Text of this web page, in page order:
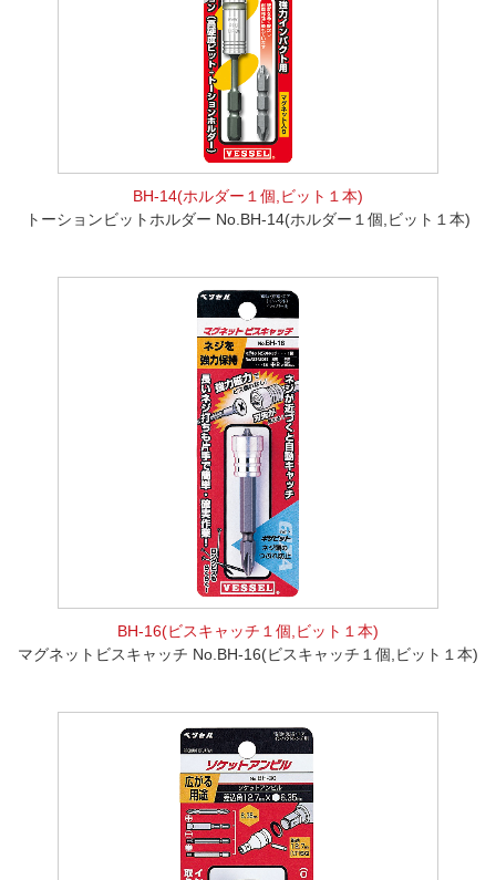
BH-14(ホルダー１個,ビット１本)
トーションビットホルダー No.BH-14(ホルダー１個,ビット１本)
BH-16(ビスキャッチ１個,ビット１本)
マグネットビスキャッチ No.BH-16(ビスキャッチ１個,ビット１本)